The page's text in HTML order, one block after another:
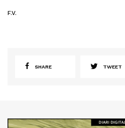
F.V.
SHARE TWEET